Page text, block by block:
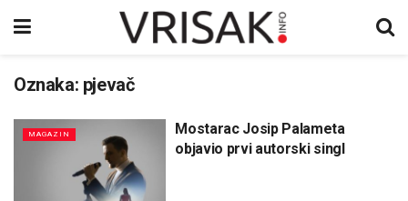
Oznaka: pjevač
MAGAZIN
Mostarac Josip Palameta
objavio prvi autorski singl